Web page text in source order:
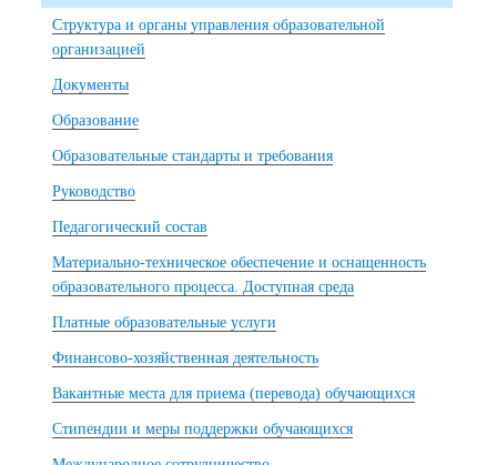
Структура и органы управления образовательной
организацией
Документы
Образование
Образовательные стандарты и требования
Руководство
Педагогический состав
Материально-техническое обеспечение и оснащенность
образовательного процесса. Доступная среда
Платные образовательные услуги
Финансово-хозяйственная деятельность
Вакантные места для приема (перевода) обучающихся
Стипендии и меры поддержки обучающихся